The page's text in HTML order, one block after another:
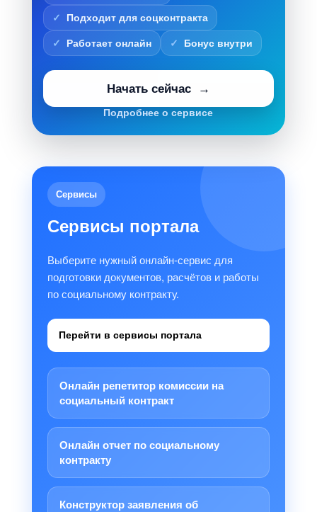
Подходит для соцконтракта
Работает онлайн Бонус внутри
Начать сейчас
Подробнее о сервисе
Сервисы
Сервисы портала
Выберите нужный онлайн-сервис для
подготовки документов, расчётов и работы
по социальному контракту.
Перейти в сервисы портала
Онлайн репетитор комиссии на
социальный контракт
Онлайн отчет по социальному
контракту
Конструктор заявления об